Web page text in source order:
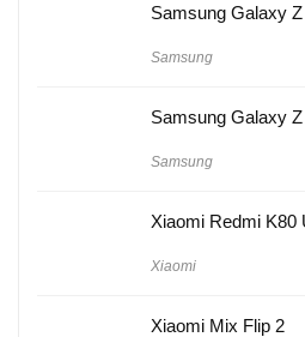
Samsung Galaxy
Samsung
Samsung Galaxy
Samsung
Xiaomi Redmi K80
Xiaomi
Xiaomi Mix Flip 2